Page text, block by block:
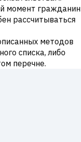
момент гражданин
рассчитываться
методов
списка, либо
перечне.